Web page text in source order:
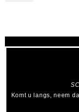
Komt u langs, neem